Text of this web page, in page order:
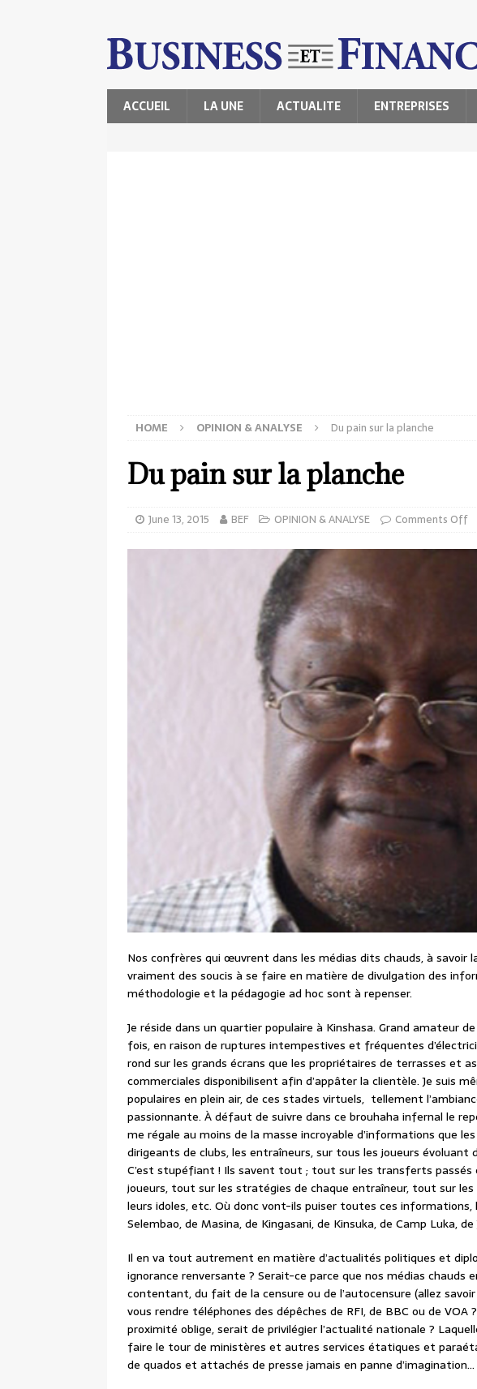
ACCUEIL LA UNE ACTUALITE ENTREPRISES
HOME OPINION & ANALYSE Du pain sur la planche
Du pain sur la planche
June 13, 2015 BEF OPINION & ANALYSE Comments Off
Nos confrères qui œuvrent dans les médias dits chauds, à
vraiment des soucis à se faire en matière de divulgation des
méthodologie et la pédagogie ad hoc sont à repenser.
Je réside dans un quartier populaire à Kinshasa. Grand amateur
fois, en raison de ruptures intempestives et fréquentes
rond sur les grands écrans que les propriétaires de terrasses et
commerciales disponibilisent afin d’appâter la clientèle. Je suis
populaires en plein air, de ces stades virtuels, tellement
passionnante. À défaut de suivre dans ce brouhaha infernal le
me régale au moins de la masse incroyable d’informations que
dirigeants de clubs, les entraîneurs, sur tous les joueurs évoluant
C’est stupéfiant ! Ils savent tout ; tout sur les transferts
joueurs, tout sur les stratégies de chaque entraîneur, tout sur
leurs idoles, etc. Où donc vont-ils puiser toutes ces informations,
Selembao, de Masina, de Kingasani, de Kinsuka, de Camp Luka, de
Il en va tout autrement en matière d’actualités politiques et
ignorance renversante ? Serait-ce parce que nos médias chauds
contentant, du fait de la censure ou de l’autocensure (allez
vous rendre téléphones des dépêches de RFI, de BBC ou de
proximité oblige, serait de privilégier l’actualité nationale ?
faire le tour de ministères et autres services étatiques et
de quados et attachés de presse jamais en panne d’imagination…